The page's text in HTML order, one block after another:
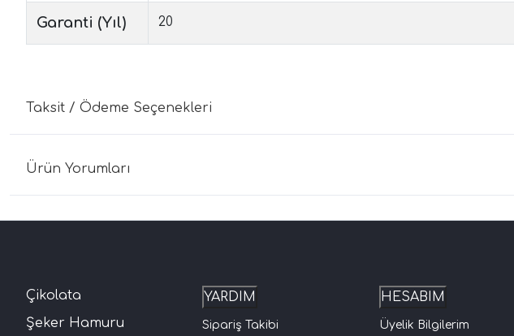
Garanti (Yıl) 20
Taksit / Ödeme Seçenekleri
Ürün Yorumları
Çikolata
Şeker Hamuru
YARDIM
Sipariş Takibi
HESABIM
Üyelik Bilgilerim